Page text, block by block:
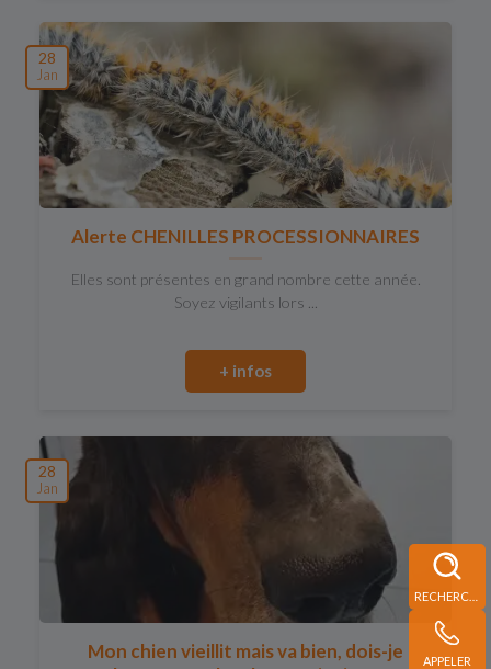
APPELER
28
Jan
Alerte CHENILLES PROCESSIONNAIRES
Elles sont présentes en grand nombre cette année.
Soyez vigilants lors ...
+ infos
28
Jan
Mon chien vieillit mais va bien, dois-je